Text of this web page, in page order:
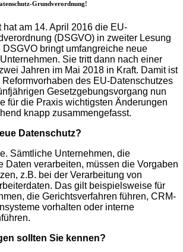
Grundverordnung!
hat am 14. April 2016 die EU-
(DSGVO) in zweiter Lesung
bringt umfangreiche neue
Sie tritt dann nach einer
Jahren im Mai 2018 in Kraft. Damit ist
des EU-Datenschutzes
Gesetzgebungsvorgang nun
für die Praxis wichtigsten Änderungen
knapp zusammengefasst.
Datenschutz?
Sämtliche Unternehmen, die
Daten verarbeiten, müssen die Vorgaben
z.B. bei der Verarbeitung von
Das gilt beispielsweise für
die Gerichtsverfahren führen, CRM-
vorhalten oder interne
sollten Sie kennen?